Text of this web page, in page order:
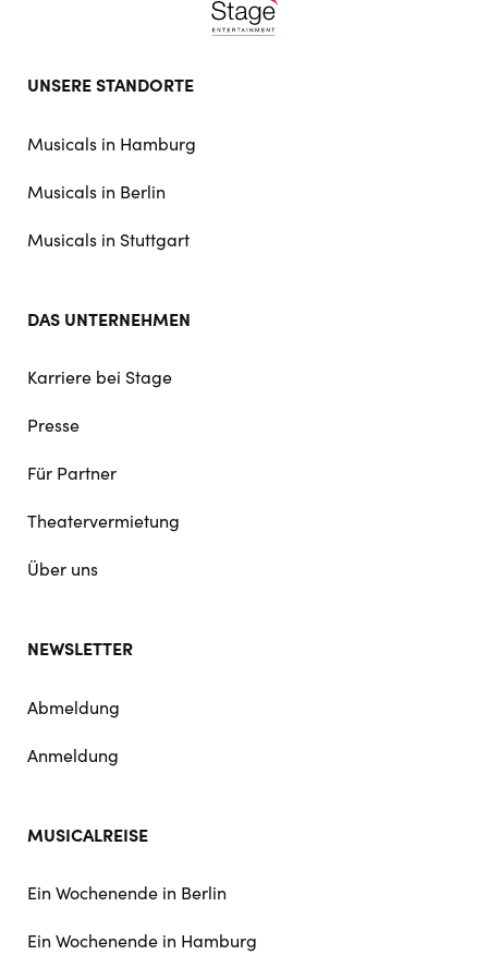
UNSERE STANDORTE
Musicals in Hamburg
Musicals in Berlin
Musicals in Stuttgart
DAS UNTERNEHMEN
Karriere bei Stage
Presse
Für Partner
Theatervermietung
Über uns
NEWSLETTER
Abmeldung
Anmeldung
MUSICALREISE
Ein Wochenende in Berlin
Ein Wochenende in Hamburg